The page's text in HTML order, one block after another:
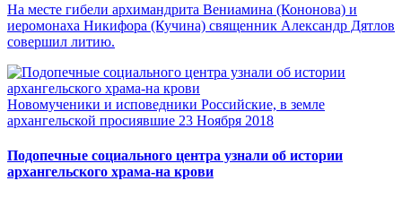
На месте гибели архимандрита Вениамина (Кононова) и
иеромонаха Никифора (Кучина) священник Александр Дятлов
совершил литию.
Новомученики и исповедники Российские, в земле
архангельской просиявшие 23 Ноября 2018
Подопечные социального центра узнали об истории
архангельского храма-на крови